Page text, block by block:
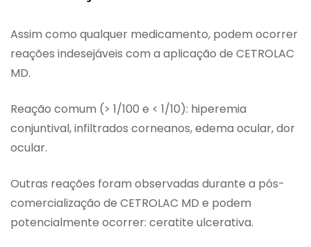
Assim como qualquer medicamento, podem ocorrer
reações indesejáveis com a aplicação de CETROLAC
MD.
Reação comum (> 1/100 e < 1/10): hiperemia
conjuntival, infiltrados corneanos, edema ocular, dor
ocular.
Outras reações foram observadas durante a pós-
comercialização de CETROLAC MD e podem
potencialmente ocorrer: ceratite ulcerativa.